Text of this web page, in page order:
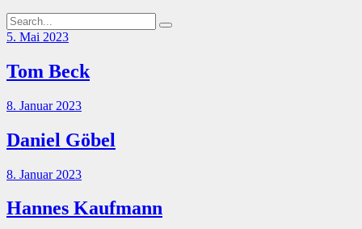
5. Mai 2023
Tom Beck
8. Januar 2023
Daniel Göbel
8. Januar 2023
Hannes Kaufmann